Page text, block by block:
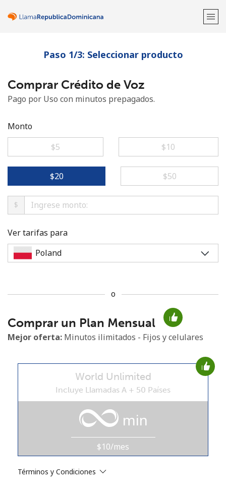
¡Bienvenido!
¿Ya tienes una cuenta?Inicia sesión →
No se ha creado una contraseña
Mínimo 8 caracteres
Una letra mayúscula y una minúscula
Un número
estosTérminos y condiciones.
Paso 1/3: Seleccionar producto
Comprar Crédito de Voz
Pago por Uso con minutos prepagados.
Monto
⁦$5⁩
⁦$10⁩
⁦$20⁩ ⁦$50⁩
$
Ver tarifas para
o
Comprar un Plan Mensual
Mejor oferta: Minutos ilimitados - Fijos y celulares
World Unlimited
Incluye Llamadas A + 50 Países
min
$10/mes
Términos y Condiciones